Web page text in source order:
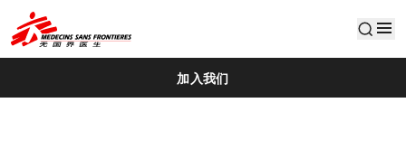
default
加入我们